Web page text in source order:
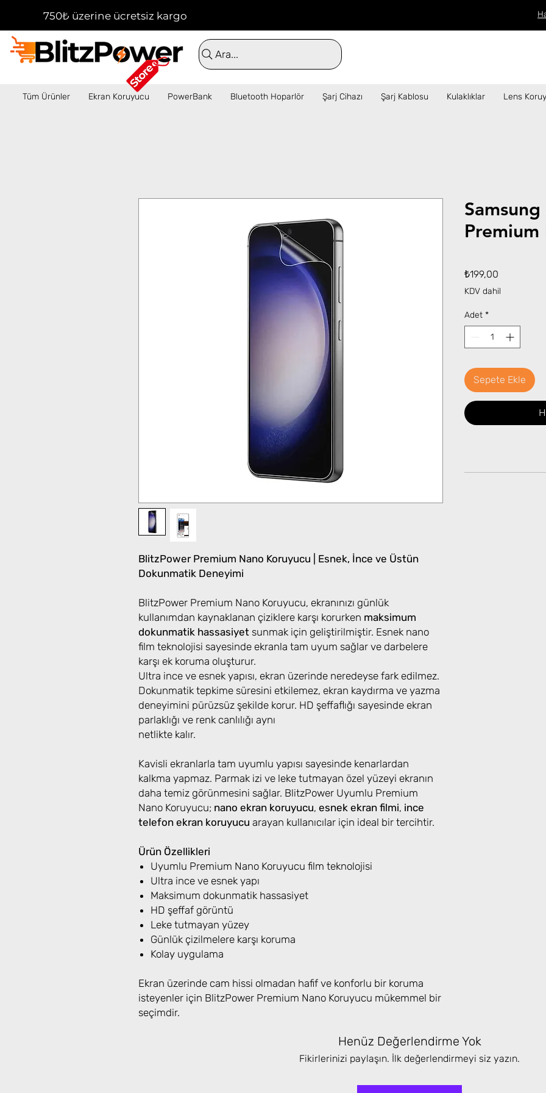
750₺ üzerine ücretsiz kargo!  ✦  16:00'a kadar verilen siparişler aynı gün kargo!  ✦
Ara...
Tüm Ürünler Ekran Koruyucu PowerBank Bluetooth Hoparlör Şarj Cihazı Şarj Kablosu Kulaklıklar Lens
BlitzPower Premium Nano Koruyucu | Esnek, İnce ve Üstün
Dokunmatik Deneyimi
BlitzPower Premium Nano Koruyucu, ekranınızı günlük
kullanımdan kaynaklanan çiziklere karşı korurken maksimum
dokunmatik hassasiyet sunmak için geliştirilmiştir. Esnek nano
film teknolojisi sayesinde ekranla tam uyum sağlar ve darbelere
karşı ek koruma oluşturur.
Ultra ince ve esnek yapısı, ekran üzerinde neredeyse fark edilmez.
Dokunmatik tepkime süresini etkilemez, ekran kaydırma ve yazma
deneyimini pürüzsüz şekilde korur. HD şeffaflığı sayesinde ekran
parlaklığı ve renk canlılığı aynı
netlikte kalır.
Kavisli ekranlarla tam uyumlu yapısı sayesinde kenarlardan
kalkma yapmaz. Parmak izi ve leke tutmayan özel yüzeyi ekranın
daha temiz görünmesini sağlar. BlitzPower Uyumlu Premium
Nano Koruyucu; nano ekran koruyucu, esnek ekran filmi, ince
telefon ekran koruyucu arayan kullanıcılar için ideal bir tercihtir.
Ürün Özellikleri
Uyumlu Premium Nano Koruyucu film teknolojisi
Ultra ince ve esnek yapı
Maksimum dokunmatik hassasiyet
HD şeffaf görüntü
Leke tutmayan yüzey
Günlük çizilmelere karşı koruma
Kolay uygulama
Ekran üzerinde cam hissi olmadan hafif ve konforlu bir koruma
isteyenler için BlitzPower Premium Nano Koruyucu mükemmel bir
seçimdir.
₺199,00
KDV dahil
Adet *
Sepete Ekle
Henüz Değerlendirme Yok
Fikirlerinizi paylaşın. İlk değerlendirmeyi siz yazın.